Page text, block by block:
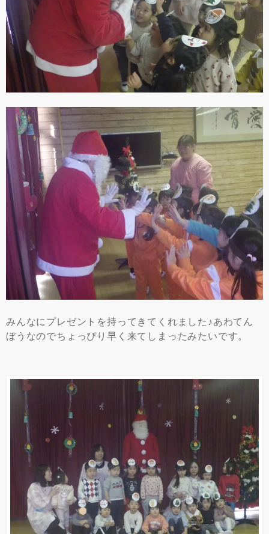
みんなにプレゼントを持ってきてくれました♪あわてん
ぼうなのでちょっぴり早く来てしまったみたいです。